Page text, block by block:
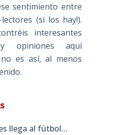
sentimiento entre
(si los hay!).
interesantes
opiniones aquí
es así, al menos
llega al fútbol…